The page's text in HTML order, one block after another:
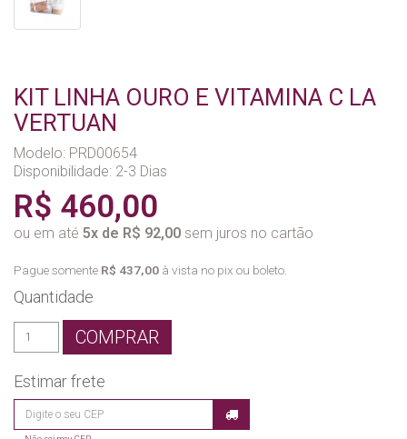
KIT LINHA OURO E VITAMINA C LA
VERTUAN
Modelo: PRD00654
Disponibilidade: 2-3 Dias
R$ 460,00
ou em até 5x de R$ 92,00 sem juros no cartão
Pague somente R$ 437,00 à vista no pix ou boleto.
Quantidade
COMPRAR
Estimar frete